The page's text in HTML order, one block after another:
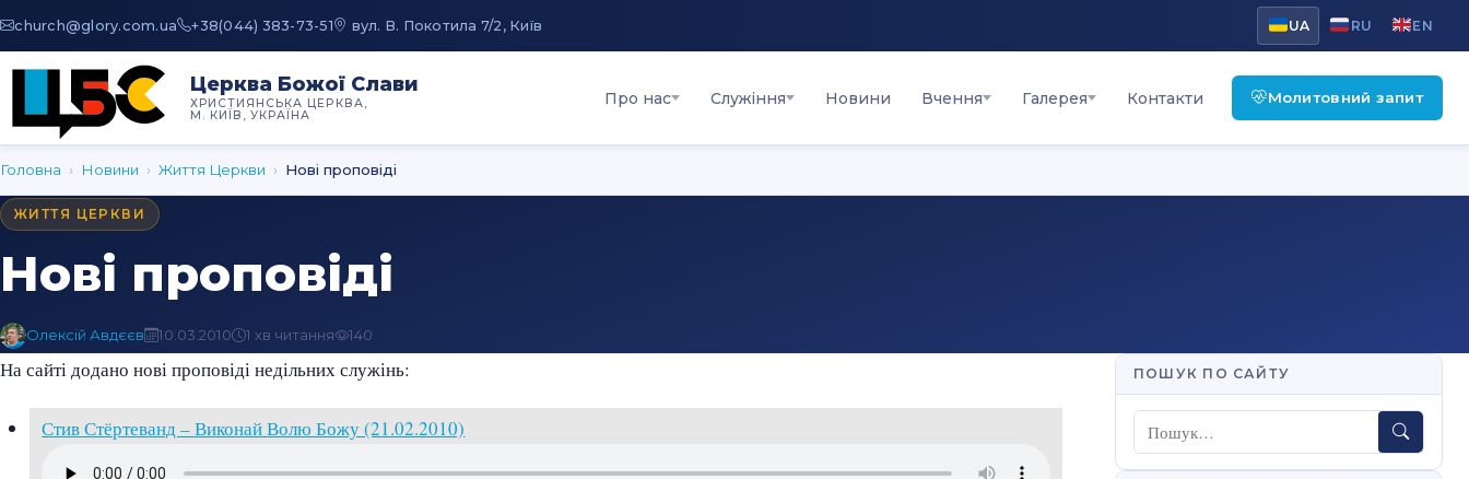
au.moc.yrolg@hcruhc +38(044) 383-73-51 вул. В. Покотила 7/2, Київ UA RU EN
Церква Божої Слави
ХРИСТИЯНСЬКА ЦЕРКВА,
М. КИЇВ, УКРАЇНА
Про нас Служіння Новини Вчення Галерея Контакти Молитовний запит
Головна › Новини › Життя Церкви › Нові проповіді
ЖИТТЯ ЦЕРКВИ
Нові проповіді
Олексій Авдєєв 10.03.2010 1 хв читання 140
На сайті додано нові проповіді недільних служінь:
Стив Стёртеванд – Виконай Волю Божу (21.02.2010)
ПОШУК ПО САЙТУ
Пошук